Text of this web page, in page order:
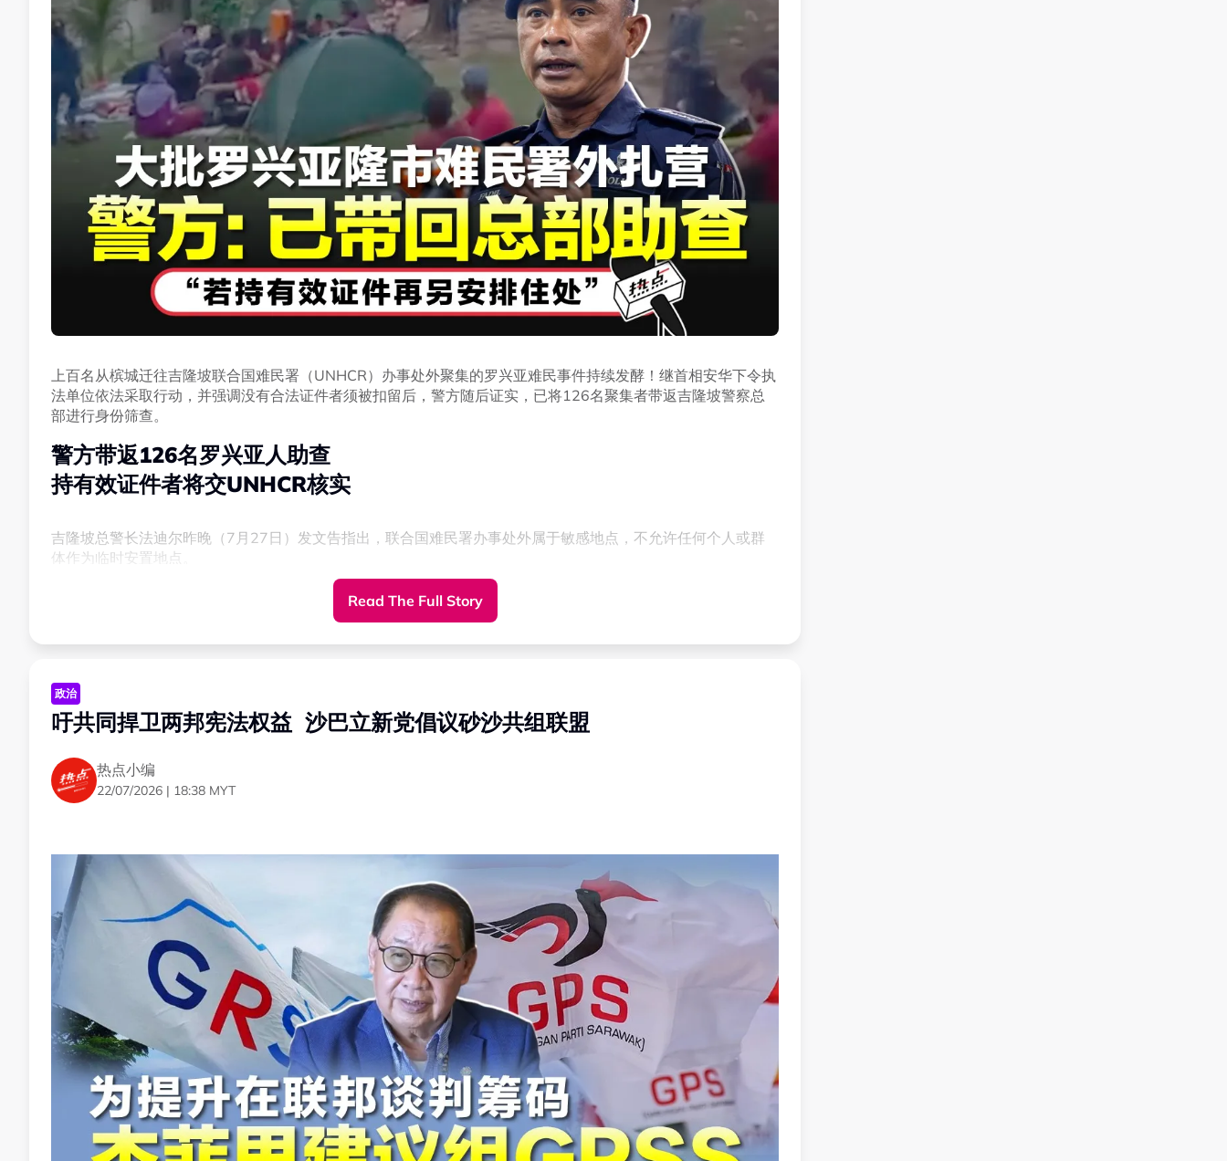
上百名从槟城迁往吉隆坡联合国难民署（UNHCR）办事处外聚集的罗兴亚难民事件持续发酵！继首相安华下令执
法单位依法采取行动，并强调没有合法证件者须被扣留后，警方随后证实，已将126名聚集者带返吉隆坡警察总
部进行身份筛查。
警方带返126名罗兴亚人助查
持有效证件者将交UNHCR核实
吉隆坡总警长法迪尔昨晚（7月27日）发文告指出，联合国难民署办事处外属于敏感地点，不允许任何个人或群
体作为临时安置地点。
因此，警方联合移民局展开行动，将聚集在现场的126名罗兴亚难民带往吉隆坡警察总部，进行身份筛查及证件
法人员执行公务的事件。
国难民署核实身份。”
此外，警方也说明，目前仍未证实网上流传另有2辆载有罗兴亚难民巴士即将抵达吉隆坡的消息。
安华下令依法采取行动
“无合法证件者须被扣留”
在此之前，首相安华昨天下午在面子书表示，政府已指示警方、移民局及地方政府依法处理有关聚集事件，并强
调任何人都无权占据公共区域。
他说，这场聚集行动已引起当地居民关注，因此执法单位必须严格执行法律。
“马来西亚是一个主权国家。因此，在这个国家，每个人都有义务遵守现行法律。”
Read The Full Story
政治
吁共同捍卫两邦宪法权益 沙巴立新党倡议砂沙共组联盟
热点小编
22/07/2026 | 18:38 MYT